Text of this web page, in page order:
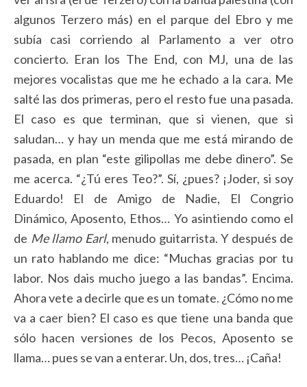
algunos Terzero más) en el parque del Ebro y me
subía casi corriendo al Parlamento a ver otro
concierto. Eran los The End, con MJ, una de las
mejores vocalistas que me he echado a la cara. Me
salté las dos primeras, pero el resto fue una pasada.
El caso es que terminan, que si vienen, que si
saludan… y hay un menda que me está mirando de
pasada, en plan “este gilipollas me debe dinero”. Se
me acerca. “¿Tú eres Teo?”. Sí, ¿pues? ¡Joder, si soy
Eduardo! El de Amigo de Nadie, El Congrio
Dinámico, Aposento, Ethos… Yo asintiendo como el
de Me llamo Earl, menudo guitarrista. Y después de
un rato hablando me dice: “Muchas gracias por tu
labor. Nos dais mucho juego a las bandas”. Encima.
Ahora vete a decirle que es un tomate. ¿Cómo no me
va a caer bien? El caso es que tiene una banda que
sólo hacen versiones de los Pecos, Aposento se
llama… pues se van a enterar. Un, dos, tres… ¡Caña!